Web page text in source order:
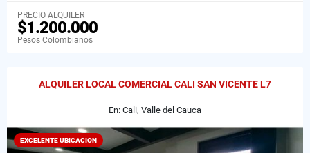
PRECIO ALQUILER
$1.200.000
Pesos Colombianos
ALQUILER LOCAL COMERCIAL CALI SAN VICENTE L7
En: Cali, Valle del Cauca
EXCELENTE UBICACION